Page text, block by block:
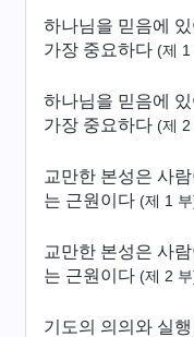
하나님을 믿음에
가장 중요하다 (제 1
하나님을 믿음에
가장 중요하다 (제 2
교만한 본성은 사
는 근원이다 (제 1
교만한 본성은 사
는 근원이다 (제 2
기도의 의의와 실행